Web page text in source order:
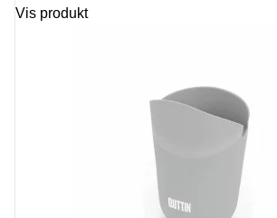
Vis produkt